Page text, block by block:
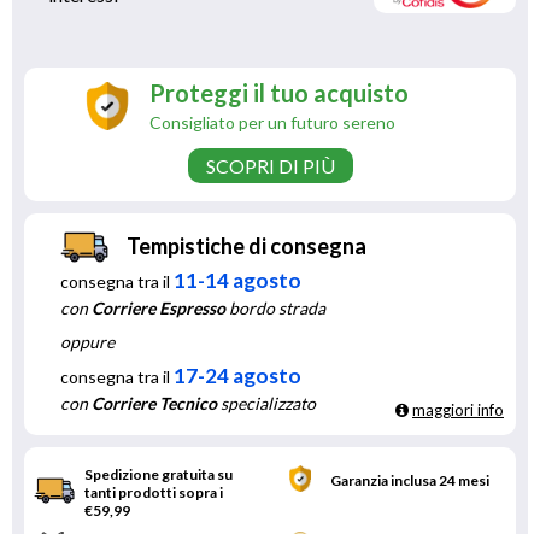
Proteggi il tuo acquisto
Consigliato per un futuro sereno
SCOPRI DI PIÙ
Tempistiche di consegna
consegna tra il 11-14 agosto
conCorriere Espressobordo strada
oppure
consegna tra il 17-24 agosto
conCorriere Tecnicospecializzato maggiori info
Spedizione gratuita su
tanti prodotti sopra i
€59,99
Garanzia inclusa 24 mesi